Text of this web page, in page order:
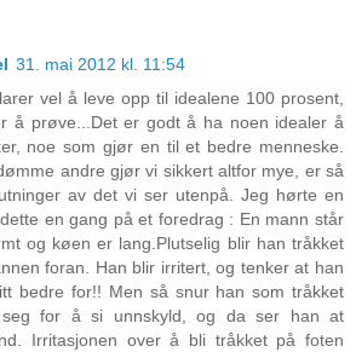
31. mai 2012 kl. 11:54
vel å leve opp til idealene 100 prosent,
å prøve...Det er godt å ha noen idealer å
noe som gjør en til et bedre menneske.
andre gjør vi sikkert altfor mye, er så
av det vi ser utenpå. Jeg hørte en
en gang på et foredrag : En mann står
og køen er lang.Plutselig blir han tråkket
foran. Han blir irritert, og tenker at han
bedre for!! Men så snur han som tråkket
for å si unnskyld, og da ser han at
Irritasjonen over å bli tråkket på foten